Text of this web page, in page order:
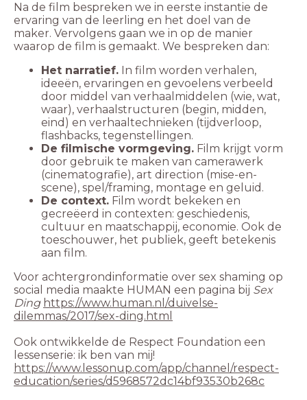
Na de film bespreken we in eerste instantie de
ervaring van de leerling en het doel van de
maker. Vervolgens gaan we in op de manier
waarop de film is gemaakt. We bespreken dan:
Het narratief. In film worden verhalen,
ideeën, ervaringen en gevoelens verbeeld
door middel van verhaalmiddelen (wie, wat,
waar), verhaalstructuren (begin, midden,
eind) en verhaaltechnieken (tijdverloop,
flashbacks, tegenstellingen.
De filmische vormgeving. Film krijgt vorm
door gebruik te maken van camerawerk
(cinematografie), art direction (mise-en-
scene), spel/framing, montage en geluid.
De context. Film wordt bekeken en
gecreëerd in contexten: geschiedenis,
cultuur en maatschappij, economie. Ook de
toeschouwer, het publiek, geeft betekenis
aan film.
Voor achtergrondinformatie over sex shaming op
social media maakte HUMAN een pagina bij Sex
Ding https://www.human.nl/duivelse-
dilemmas/2017/sex-ding.html
Ook ontwikkelde de Respect Foundation een
lessenserie: ik ben van mij!
https://www.lessonup.com/app/channel/respect-
education/series/d5968572dc14bf93530b268c